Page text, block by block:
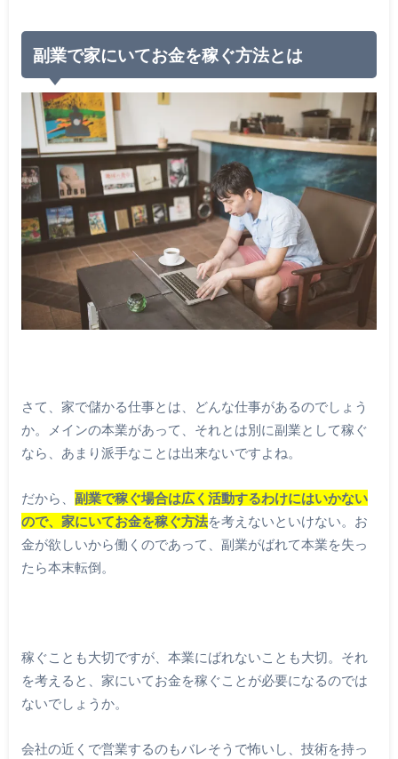
副業で家にいてお金を稼ぐ方法とは
さて、家で儲かる仕事とは、どんな仕事があるのでしょう
か。メインの本業があって、それとは別に副業として稼ぐ
なら、あまり派手なことは出来ないですよね。
だから、 副業で稼ぐ場合は広く活動するわけにはいかない
ので、家にいてお金を稼ぐ方法を考えないといけない。お
金が欲しいから働くのであって、副業がばれて本業を失っ
たら本末転倒。
稼ぐことも大切ですが、本業にばれないことも大切。それ
を考えると、家にいてお金を稼ぐことが必要になるのでは
ないでしょうか。
会社の近くで営業するのもバレそうで怖いし、技術を持っ